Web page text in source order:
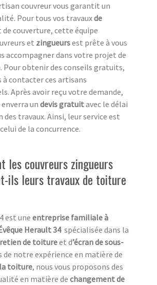
couvreur vous garantit un
Pour tous vos travauxde
de couverture, cette équipe
et zingueursest prête à vous
accompagner dans votre projet de
Pour obtenir des conseils gratuits,
à contacter ces artisans
Après avoir reçu votre demande,
un devis gratuitavec le délai
des travaux. Ainsi, leur service est
de la concurrence.
les couvreurs zingueurs
ils leurs travaux de toiture
est une entreprise familiale à
Herault 34 spécialisée dans la
de toitureet d’écran de sous-
de notre expérience en matière de
toiture, nous vous proposons des
en matière de changement de